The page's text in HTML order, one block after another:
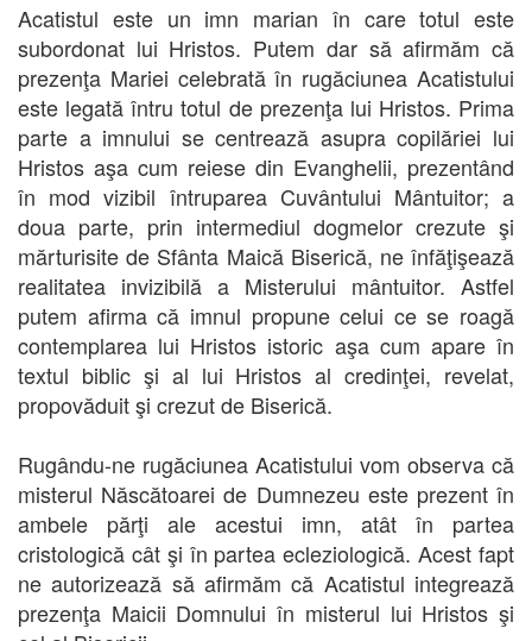
Acatistul este un imn marian în care totul este
subordonat lui Hristos. Putem dar să afirmăm că
prezenţa Mariei celebrată în rugăciunea Acatistului
este legată întru totul de prezenţa lui Hristos. Prima
parte a imnului se centrează asupra copilăriei lui
Hristos aşa cum reiese din Evanghelii, prezentând
în mod vizibil întruparea Cuvântului Mântuitor; a
doua parte, prin intermediul dogmelor crezute şi
mărturisite de Sfânta Maică Biserică, ne înfăţişează
realitatea invizibilă a Misterului mântuitor. Astfel
putem afirma că imnul propune celui ce se roagă
contemplarea lui Hristos istoric aşa cum apare în
textul biblic şi al lui Hristos al credinţei, revelat,
propovăduit şi crezut de Biserică.
Rugându-ne rugăciunea Acatistului vom observa că
misterul Născătoarei de Dumnezeu este prezent în
ambele părţi ale acestui imn, atât în partea
cristologică cât şi în partea ecleziologică. Acest fapt
ne autorizează să afirmăm că Acatistul integrează
prezenţa Maicii Domnului în misterul lui Hristos şi